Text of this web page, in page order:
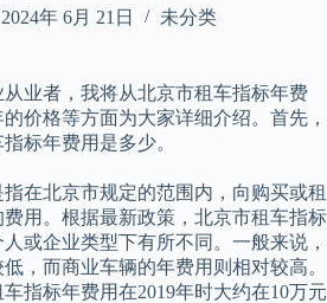
2024年 6月 21日 未分类
业者，我将从北京市租车指标年费
价格等方面为大家详细介绍。首先，
标年费用是多少。
在北京市规定的范围内，向购买或租
用。根据最新政策，北京市租车指标
或企业类型下有所不同。一般来说，
，而商业车辆的年费用则相对较高。
指标年费用在2019年时大约在10万元